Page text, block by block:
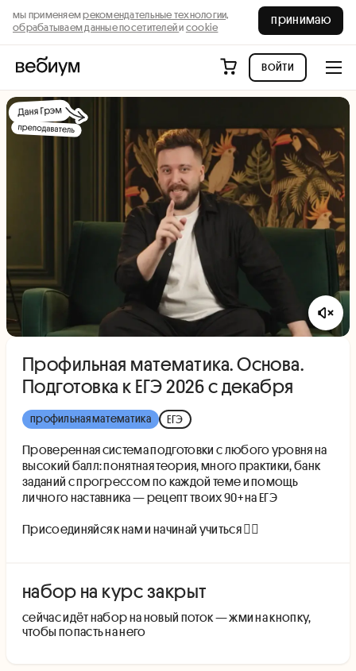
мы применяемрекомендательные технологии,
обрабатываем данные посетителейи cookie
принимаю
войти
Профильная математика. Основа.
Подготовка к ЕГЭ 2026 с декабря
профильная математика ЕГЭ
Проверенная система подготовки с любого уровня на
высокий балл: понятная теория, много практики, банк
заданий с прогрессом по каждой теме и помощь
личного наставника — рецепт твоих 90+ на ЕГЭ
Присоединяйся к нам и начинай учиться 👇🏻
набор на курс закрыт
cейчас идёт набор на новый поток — жми на кнопку,
чтобы попасть на него